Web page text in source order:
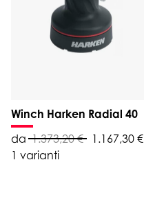
Winch Harken Radial 40
da 1.373,20 €
1.167,30 €
1 varianti